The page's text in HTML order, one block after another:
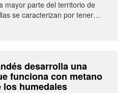
mayor parte del territorio de
se caracterizan por tener…
desarrolla una
funciona con metano
los humedales